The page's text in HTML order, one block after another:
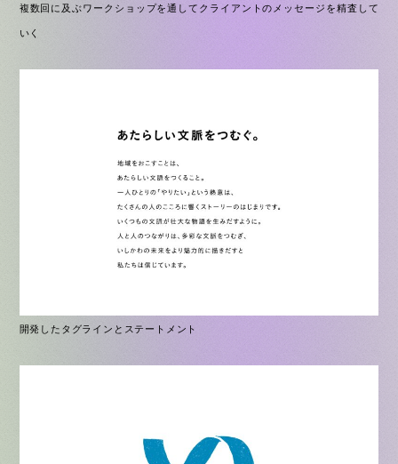
複数回に及ぶワークショップを通してクライアントのメッセージを精査して
いく
開発したタグラインとステートメント